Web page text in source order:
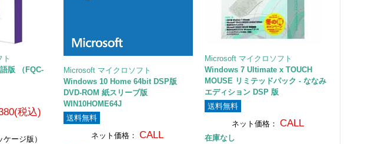
版 （FQC-
税込)
ージ版）
Microsoft マイクロソフト
Windows 10 Home 64bit DSP版
DVD-ROM 紙スリーブ版
WIN10HOME64J
送料無料
ネット価格： CALL
Microsoft マイクロソフト
Windows 7 Ultimate x TOUCH
MOUSE リミテッドパック - ななみ
エディション DSP 版
送料無料
ネット価格： CALL
在庫なし